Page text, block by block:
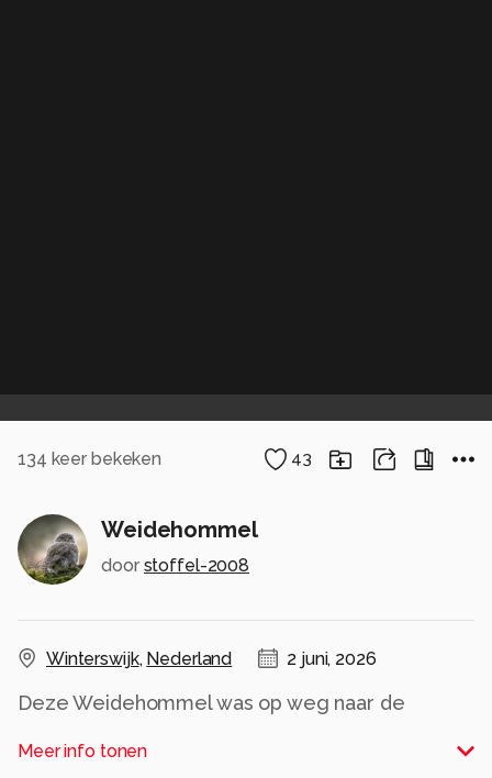
134 keer bekeken 43
Weidehommel
door stoffel-2008
Winterswijk, Nederland 2 juni, 2026
Deze Weidehommel was op weg naar de
Meer info tonen